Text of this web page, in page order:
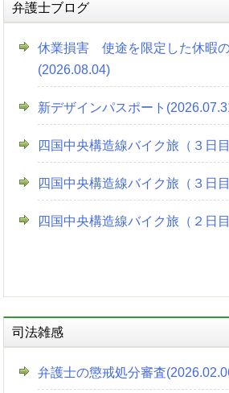
弁護士ブログ
休業損害 使途を限定した休暇
(2026.08.04)
新デザインパスポート
四国中央構造線バイク旅（３日
四国中央構造線バイク旅（３日
四国中央構造線バイク旅（２日
司法雑感
弁護士の懲戒処分審査